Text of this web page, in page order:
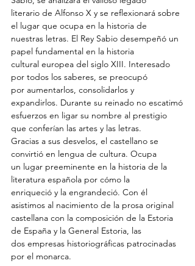
literario de Alfonso X y se reflexionará sobre
el lugar que ocupa en la historia de
nuestras letras. El Rey Sabio desempeñó un
papel fundamental en la historia
cultural europea del siglo XIII. Interesado
por todos los saberes, se preocupó
por aumentarlos, consolidarlos y
expandirlos. Durante su reinado no escatimó
esfuerzos en ligar su nombre al prestigio
que conferían las artes y las letras.
Gracias a sus desvelos, el castellano se
convirtió en lengua de cultura. Ocupa
un lugar preeminente en la historia de la
literatura española por cómo la
enriqueció y la engrandeció. Con él
asistimos al nacimiento de la prosa original
castellana con la composición de la Estoria
de España y la General Estoria, las
dos empresas historiográficas patrocinadas
por el monarca.